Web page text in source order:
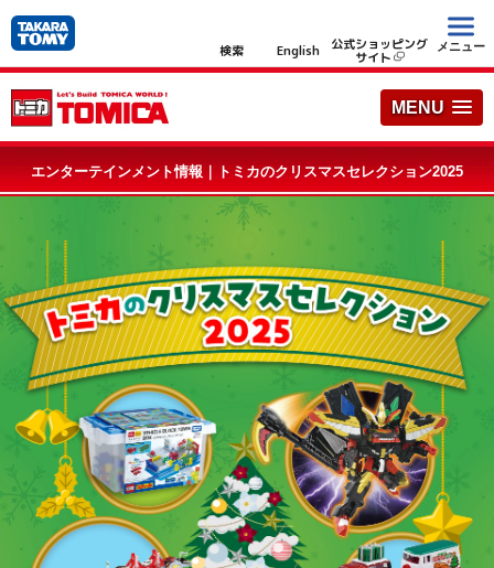
検索 English 公式ショッピング
サイト
メニュー
MENU
エンターテインメント情報｜トミカのクリスマスセレクション2025